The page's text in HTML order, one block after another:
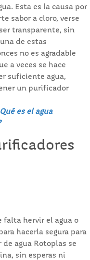
Esta es la causa por
sabor a cloro, verse
transparente, sin
de estas
no es agradable
a veces se hace
suficiente agua,
un purificador
es el agua
falta hervir el agua o
hacerla segura para
agua Rotoplas se
sin esperas ni